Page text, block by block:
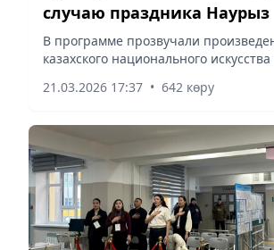
случаю праздника Наурыз
В программе прозвучали
казахского национального искусства
21.03.2026 17:37 • 642 көру